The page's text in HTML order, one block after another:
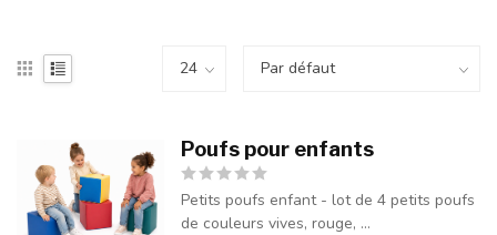
Poufs pour enfants
Petits poufs enfant - lot de 4 petits poufs
de couleurs vives, rouge, ...